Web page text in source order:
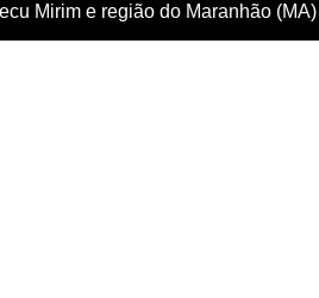
Mirim e região do Maranhão (MA)